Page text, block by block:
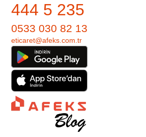
444 5 235
0533 030 82 13
eticaret@afeks.com.tr